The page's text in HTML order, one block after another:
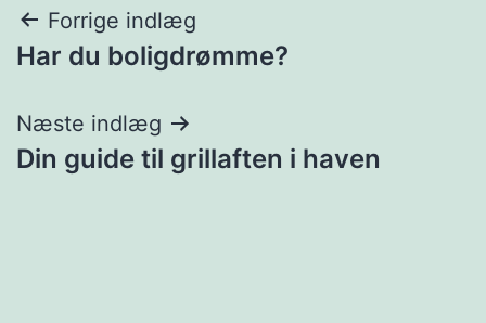
Indlægsnavigation
Forrige indlæg
Har du boligdrømme?
Næste indlæg
Din guide til grillaften i haven